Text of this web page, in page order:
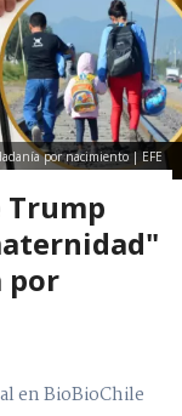
por nacimiento | EFE
Trump
por
en BioBioChile